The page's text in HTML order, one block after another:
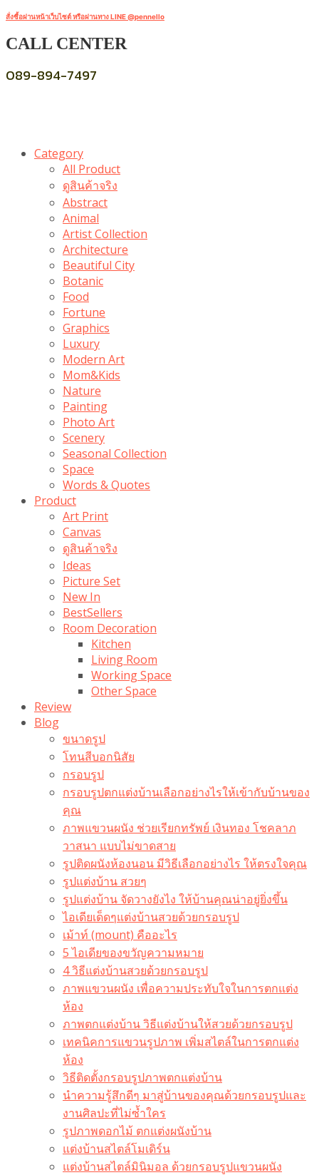
สั่งซื้อผ่านหน้าเว็บไซต์ หรือผ่านทาง LINE @pennello
CALL CENTER
089-894-7497
Category
All Product
ดูสินค้าจริง
Abstract
Animal
Artist Collection
Architecture
Beautiful City
Botanic
Food
Fortune
Graphics
Luxury
Modern Art
Mom&Kids
Nature
Painting
Photo Art
Scenery
Seasonal Collection
Space
Words & Quotes
Product
Art Print
Canvas
ดูสินค้าจริง
Ideas
Picture Set
New In
BestSellers
Room Decoration
Kitchen
Living Room
Working Space
Other Space
Review
Blog
ขนาดรูป
โทนสีบอกนิสัย
กรอบรูป
กรอบรูปตกแต่งบ้านเลือกอย่างไรให้เข้ากับบ้านของ
คุณ
ภาพแขวนผนัง ช่วยเรียกทรัพย์ เงินทอง โชคลาภ
วาสนา แบบไม่ขาดสาย
รูปติดผนังห้องนอน มีวิธีเลือกอย่างไร ให้ตรงใจคุณ
รูปแต่งบ้าน สวยๆ
รูปแต่งบ้าน จัดวางยังไง ให้บ้านคุณน่าอยู่ยิ่งขึ้น
ไอเดียเด็ดๆแต่งบ้านสวยด้วยกรอบรูป
เม้าท์ (mount) คืออะไร​
5 ไอเดียของขวัญความหมาย
4 วิธีแต่งบ้านสวยด้วยกรอบรูป
ภาพแขวนผนัง เพื่อความประทับใจในการตกแต่ง
ห้อง
ภาพตกแต่งบ้าน วิธีแต่งบ้านให้สวยด้วยกรอบรูป
เทคนิคการแขวนรูปภาพ เพิ่มสไตล์ในการตกแต่ง
ห้อง
วิธีติดตั้งกรอบรูปภาพตกแต่งบ้าน
นำความรู้สึกดีๆ มาสู่บ้านของคุณด้วยกรอบรูปและ
งานศิลปะที่ไม่ซ้ำใคร
รูปภาพดอกไม้ ตกแต่งผนังบ้าน
แต่งบ้านสไตล์โมเดิร์น
แต่งบ้านสไตล์มินิมอล ด้วยกรอบรูปแขวนผนัง